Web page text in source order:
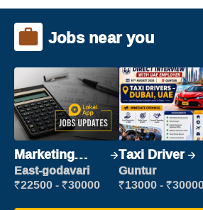
Jobs near you
Marketing
Executive
East-godavari
₹22500 - ₹30000
Taxi Driver
Guntur
₹13000 -